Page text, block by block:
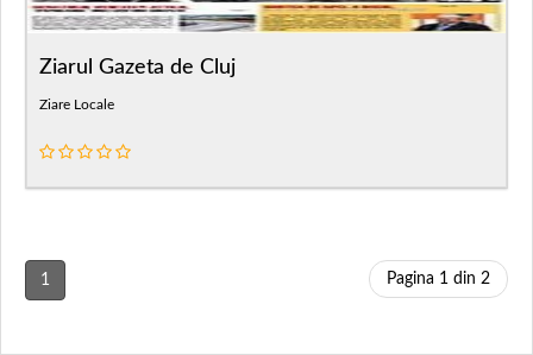
Ziarul Gazeta de Cluj
Ziare Locale
1 Pagina 1 din 2